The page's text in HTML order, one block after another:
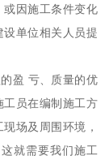
因施工条件变化
单位相关人员提
盈 亏、质量的优
员在编制施工方
场及周围环境，
就需要我们施工